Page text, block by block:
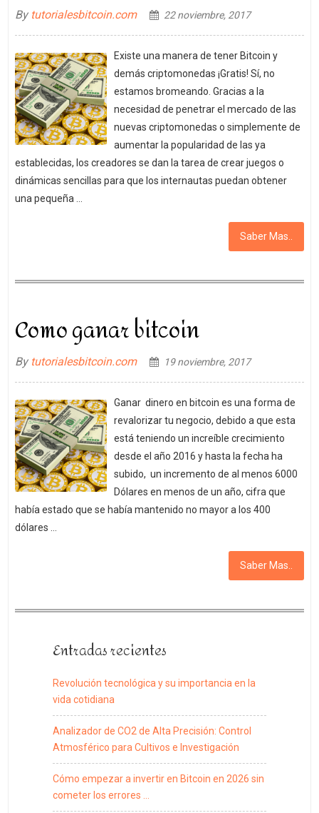
By tutorialesbitcoin.com 22 noviembre, 2017
Existe una manera de tener Bitcoin y
demás criptomonedas ¡Gratis! Sí, no
estamos bromeando. Gracias a la
necesidad de penetrar el mercado de las
nuevas criptomonedas o simplemente de
aumentar la popularidad de las ya
establecidas, los creadores se dan la tarea de crear juegos o
dinámicas sencillas para que los internautas puedan obtener
una pequeña …
Saber Mas..
Como ganar bitcoin
By tutorialesbitcoin.com 19 noviembre, 2017
Ganar dinero en bitcoin es una forma de
revalorizar tu negocio, debido a que esta
está teniendo un increíble crecimiento
desde el año 2016 y hasta la fecha ha
subido, un incremento de al menos 6000
Dólares en menos de un año, cifra que
había estado que se había mantenido no mayor a los 400
dólares …
Saber Mas..
Entradas recientes
Revolución tecnológica y su importancia en la
vida cotidiana
Analizador de CO2 de Alta Precisión: Control
Atmosférico para Cultivos e Investigación
Cómo empezar a invertir en Bitcoin en 2026 sin
cometer los errores …